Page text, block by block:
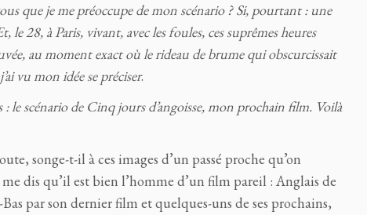
que je me préoccupe de mon scénario ? Si, pourtant : une
28, à Paris, vivant, avec les foules, ces suprêmes heures
au moment exact où le rideau de brume qui obscurcissait
vu mon idée se préciser.
: le scénario de Cinq jours d’angoisse,mon prochain film. Voilà
songe-t-il à ces images d’un passé proche qu’on
dis qu’il est bien l’homme d’un film pareil : Anglais de
par son dernier film et quelques-uns de ses prochains,